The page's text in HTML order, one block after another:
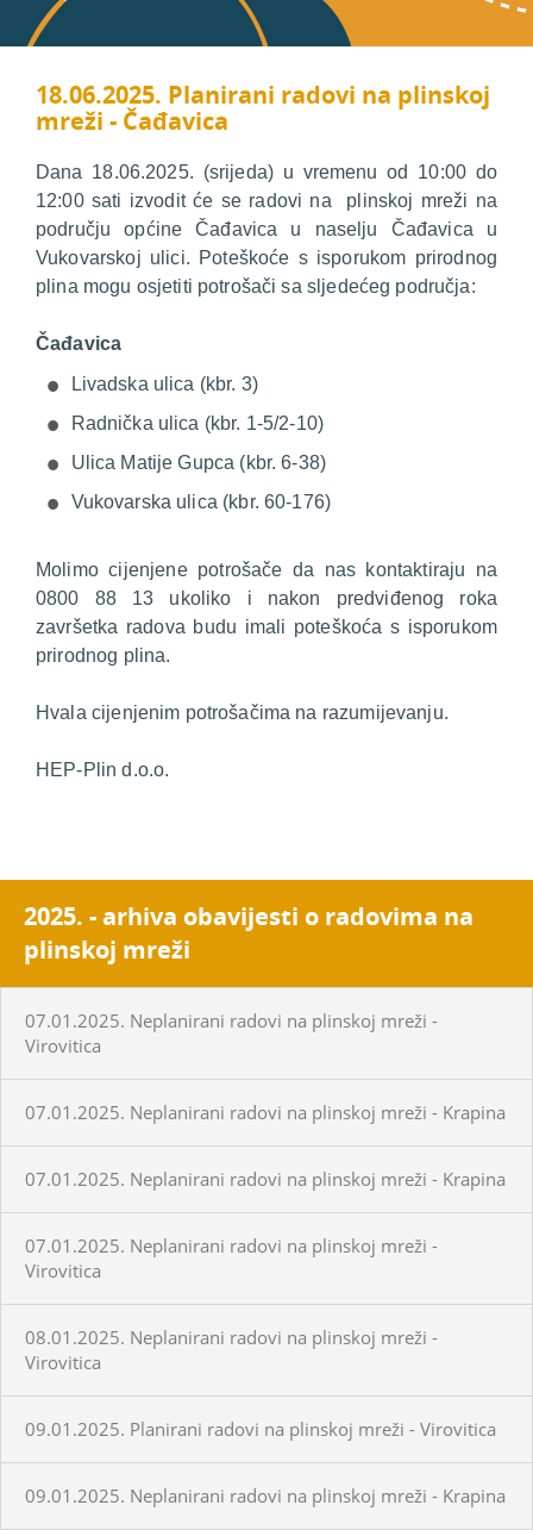
18.06.2025. Planirani radovi na plinskoj
mreži - Čađavica
Dana 18.06.2025. (srijeda) u vremenu od 10:00 do
12:00 sati izvodit će se radovi na plinskoj mreži na
području općine Čađavica u naselju Čađavica u
Vukovarskoj ulici. Poteškoće s isporukom prirodnog
plina mogu osjetiti potrošači sa sljedećeg područja:
Čađavica
Livadska ulica (kbr. 3)
Radnička ulica (kbr. 1-5/2-10)
Ulica Matije Gupca (kbr. 6-38)
Vukovarska ulica (kbr. 60-176)
Molimo cijenjene potrošače da nas kontaktiraju na
0800 88 13 ukoliko i nakon predviđenog roka
završetka radova budu imali poteškoća s isporukom
prirodnog plina.
Hvala cijenjenim potrošačima na razumijevanju.
HEP-Plin d.o.o.
2025. - arhiva obavijesti o radovima na
plinskoj mreži
07.01.2025. Neplanirani radovi na plinskoj mreži -
Virovitica
07.01.2025. Neplanirani radovi na plinskoj mreži - Krapina
07.01.2025. Neplanirani radovi na plinskoj mreži - Krapina
07.01.2025. Neplanirani radovi na plinskoj mreži -
Virovitica
08.01.2025. Neplanirani radovi na plinskoj mreži -
Virovitica
09.01.2025. Planirani radovi na plinskoj mreži - Virovitica
09.01.2025. Neplanirani radovi na plinskoj mreži - Krapina